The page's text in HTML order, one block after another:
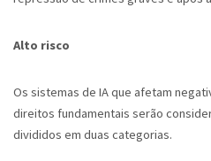
Alto risco
Os sistemas de IA que afetam
direitos fundamentais serão
divididos em duas categorias.